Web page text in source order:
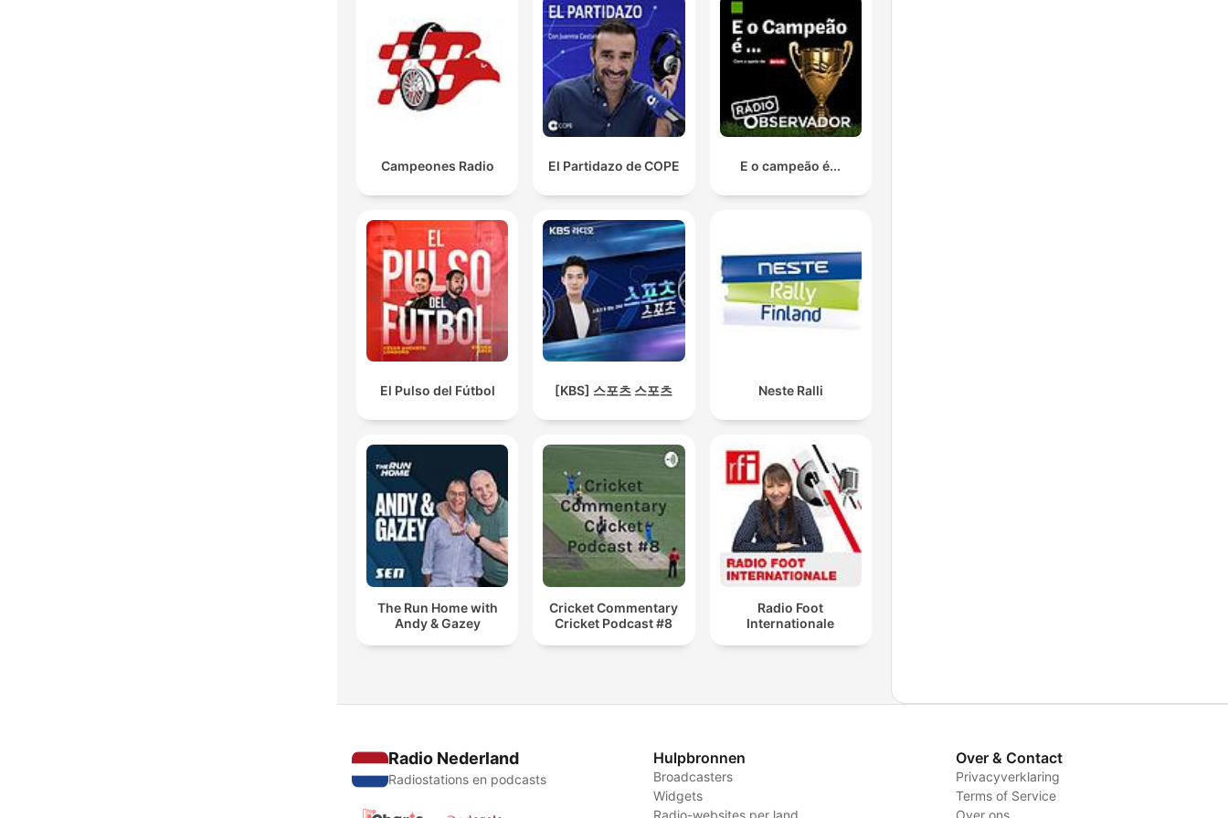
Campeones Radio El Partidazo de COPE E o campeão é...
El Pulso del Fútbol [KBS] 스포츠 스포츠 Neste Ralli
The Run Home with
Andy & Gazey
Cricket Commentary
Cricket Podcast #8
Radio Foot
Internationale
Radio Nederland
Radiostations en podcasts
Hulpbronnen
Broadcasters
Widgets
Radio-websites per land
Over & Contact
Privacyverklaring
Terms of Service
Over ons